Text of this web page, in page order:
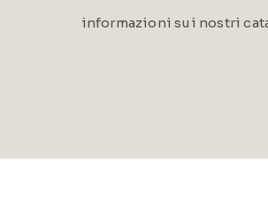
informazioni sui nostri